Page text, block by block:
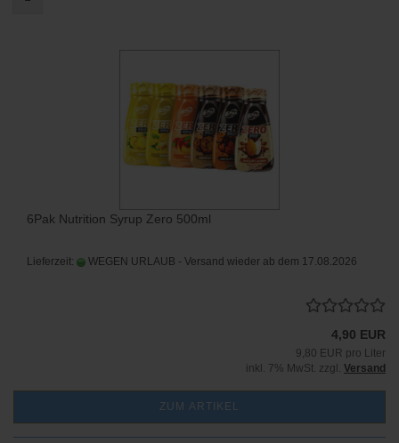
6Pak Nutrition Syrup Zero 500ml
Lieferzeit: WEGEN URLAUB - Versand wieder ab dem 17.08.2026
4,90 EUR
9,80 EUR pro Liter
inkl. 7% MwSt. zzgl. Versand
ZUM ARTIKEL